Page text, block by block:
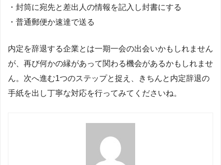
・封筒に宛先と差出人の情報を記入し封書にする
・普通郵便か速達で送る
内定を辞退する企業とは一期一会の出会いかもしれません
が、再び何かの縁があって関わる機会があるかもしれませ
ん。次へ進む1つのステップと捉え、きちんと内定辞退の
手紙を出し丁寧な対応を行ってみてくださいね。